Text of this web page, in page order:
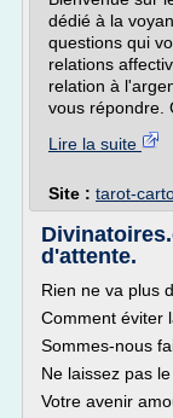
dédié à la
questions qui
relations
relation à
vous répondre.
Lire la suite
Site : tarot-
d'attente.
Rien ne va plus
Comment éviter
Sommes-nous
Ne laissez pas
Votre avenir